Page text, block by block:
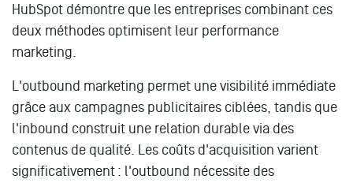
HubSpot démontre que les entreprises combinant ces
deux méthodes optimisent leur performance
marketing.
L'outbound marketing permet une visibilité immédiate
grâce aux campagnes publicitaires ciblées, tandis que
l'inbound construit une relation durable via des
contenus de qualité. Les coûts d'acquisition varient
significativement : l'outbound nécessite des